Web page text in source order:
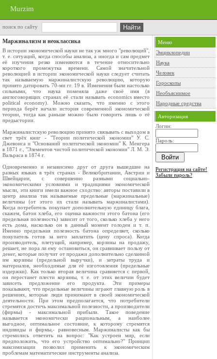
Murzim
поиск по сайту
Маржинализм и неоклассика
В истории экономической науки не так уж много "революций",
т. е. ситуаций, когда способы анализа, а иногда и сам предмет
её изучения резко изменяются в течение относительно
короткого промежутка времени. Самой значительной
революцией в истории экономической науки следует считать
так называемую маржиналистскую революцию, которую
принято датировать 70-ми гг. 19 в. Изменения были настолько
сильными, что наука поменяла даже своё имя (в
англоговорящих странах её стали называть economics вместо
political economy). Можно сказать, что именно с этого
периода берёт начало история современной экономической
теории, тогда как раньше можно было говорить лишь о её
предыстории.
Маржиналистскую революцию принято связывать с выходом в
свет трёх книг - "Теории политической экономии" У. С.
Джевонса и "Оснований политической экономии" К. Менгера
в 1871 г., "Элементов чистой политической экономии" Л. М. Э.
Вальраса в 1874 г.
Одновременно и независимо друг от друга вышедшие на
разных языках в трёх странах - Великобритании, Австрии и
Швейцарии, с совершенно разными социально-
экономическими условиями и традициями экономической
мысли, эти книги имели важное сходство: авторы поставили в
центр анализа так называемые предельные (маржинальные)
величины (от этого их стали называть маржиналистами).
Когда потребитель покупает дополнительную единицу блага,
скажем, батон хлеба, его оценка важности этого батона (его
предельная полезность) зависит от того, сколько хлеба у него
есть дома, насколько он в данный момент голоден и т. п.
Именно предельная полезность батона определяет, сколько
покупатель готов за него заплатить (цену спроса). Когда
производитель, плетущий, например, корзины на продажу,
решает, не пора ли ему остановиться, он сравнивает пользу от
денег, которые получит от продажи дополнительно сделанной
им корзины (предельной выручки), и затраты труда и
материалов, необходимые для её изготовления (предельные
издержки). Как только вторая величина сравняется с первой,
он перестанет плести корзины, т. е. от этих величин будет
зависеть предложение его продукта. Эти примеры
показывают, что предельные величины играют главную роль в
решениях, которые люди принимают в своей экономической
деятельности. При этом предполагается, что потребители
стремятся достичь максимальной полезности, а производители
(фирмы) - максимальной прибыли. Такое поведение
называется экономически рациональным, а наиболее
выгодное, оптимальное состояние, к которому стремятся
индивиды и фирмы,- равновесным. Маржиналисты как бы
стремились ответить на вопрос: "Как устроен мир, если
предположить, что его устройство оптимально?" Принцип
максимизации позволил применить к экономическим
проблемам математические инструменты анализа.
Меню
Энциклопедии
Наука
Человек
Гороскопы
Необъяснимое
Народные средства
Авторизация
Логин:
Пароль:
Регистрация на сайте!
Забыли пароль?